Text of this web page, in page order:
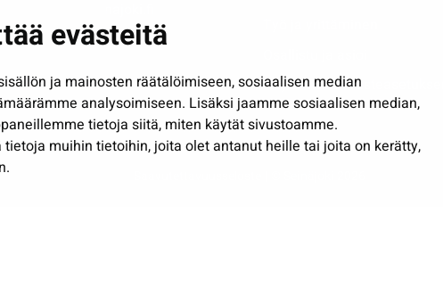
evästeitä
ja mainosten räätälöimiseen, sosiaalisen median
analysoimiseen. Lisäksi jaamme sosiaalisen median,
tietoja siitä, miten käytät sivustoamme.
muihin tietoihin, joita olet antanut heille tai joita on kerätty,
Näytä omat evästeasetukseni